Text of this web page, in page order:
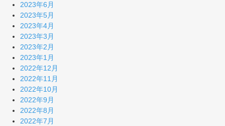
2023年6月
2023年5月
2023年4月
2023年3月
2023年2月
2023年1月
2022年12月
2022年11月
2022年10月
2022年9月
2022年8月
2022年7月